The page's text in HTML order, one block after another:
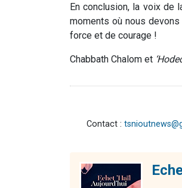
En conclusion, la voix
moments où nous
force et de courage !
Chabbath Chalom et
Contact :